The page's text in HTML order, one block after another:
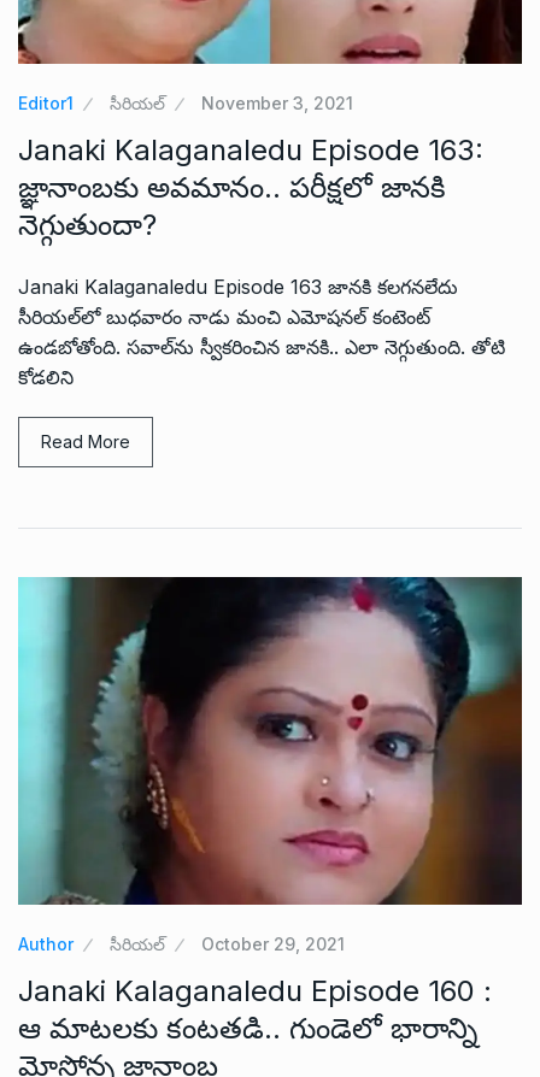
Editor1 సీరియల్ November 3, 2021
Janaki Kalaganaledu Episode 163:
జ్ఞానాంబకు అవమానం.. పరీక్షలో జానకి
నెగ్గుతుందా?
Janaki Kalaganaledu Episode 163 జానకి కలగనలేదు
సీరియల్‌లో బుధవారం నాడు మంచి ఎమోషనల్ కంటెంట్
ఉండబోతోంది. సవాల్‌ను స్వీకరించిన జానకి.. ఎలా నెగ్గుతుంది. తోటి
కోడలిని
Read More
Author సీరియల్ October 29, 2021
Janaki Kalaganaledu Episode 160 :
ఆ మాటలకు కంటతడి.. గుండెలో భారాన్ని
మోస్తోన్న జ్ఞానాంబ